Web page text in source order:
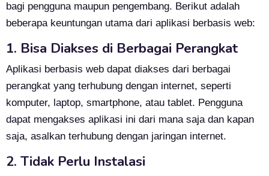
bagi pengguna maupun pengembang. Berikut adalah
beberapa keuntungan utama dari aplikasi berbasis web:
1. Bisa Diakses di Berbagai Perangkat
Aplikasi berbasis web dapat diakses dari berbagai
perangkat yang terhubung dengan internet, seperti
komputer, laptop, smartphone, atau tablet. Pengguna
dapat mengakses aplikasi ini dari mana saja dan kapan
saja, asalkan terhubung dengan jaringan internet.
2. Tidak Perlu Instalasi